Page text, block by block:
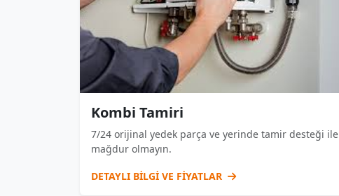
Kombi Tamiri
7/24 orijinal yedek parça ve yerinde tamir desteği ile
mağdur olmayın.
DETAYLI BİLGİ VE FİYATLAR